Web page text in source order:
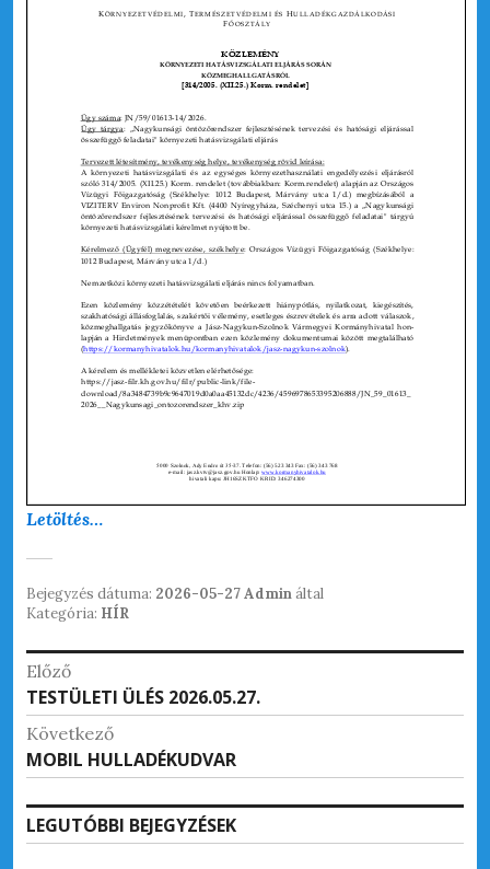
Letöltés…
Bejegyzés dátuma: 2026-05-27Admináltal
Kategória: HÍR
Bejegyzés
navigáció
Előző
Korábbi
bejegyzések:
TESTÜLETI ÜLÉS 2026.05.27.
Következő
Következő
bejegyzések:
MOBIL HULLADÉKUDVAR
LEGUTÓBBI BEJEGYZÉSEK